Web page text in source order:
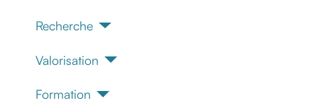
Recherche
Valorisation
Formation